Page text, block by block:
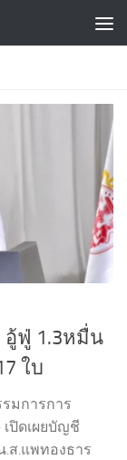
อู้ฟู่ 1.3หมื่น
ใบ
มการการ
ปิดเผยบัญชี
ส.แพทองธาร